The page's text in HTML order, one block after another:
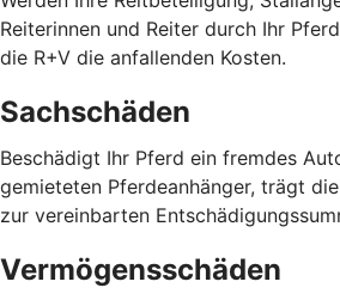
Reiterinnen und Reiter durch Ihr
die R+V die anfallenden Kosten.
Sachschäden
Beschädigt Ihr Pferd ein fremdes
gemieteten Pferdeanhänger, trägt
zur vereinbarten
Vermögensschäden